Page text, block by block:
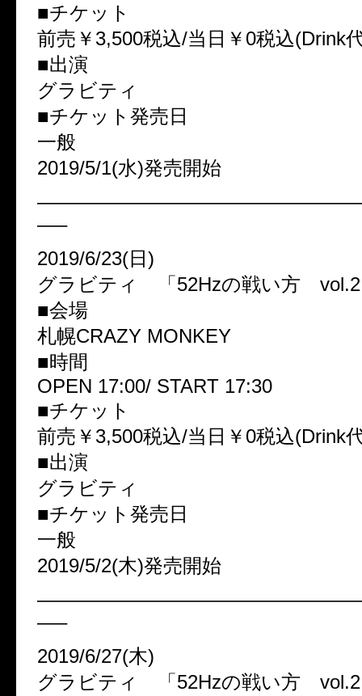
■チケット
前売￥3,500税込/当日￥0税込(Drink
■出演
グラビティ
■チケット発売日
一般
2019/5/1(水)発売開始
—–
2019/6/23(日)
グラビティ 「52Hzの戦い方
■会場
札幌CRAZY MONKEY
■時間
OPEN 17:00/ START 17:30
■チケット
前売￥3,500税込/当日￥0税込(Drink
■出演
グラビティ
■チケット発売日
一般
2019/5/2(木)発売開始
—–
2019/6/27(木)
グラビティ 「52Hzの戦い方